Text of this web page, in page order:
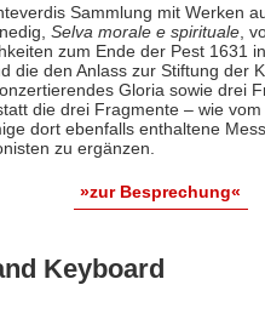
Sammlung mit Werken
Selva morale e spirituale,
zum Ende der Pest 1631
die den Anlass zur Stiftung der
Gloria sowie drei
die drei Fragmente – wie
dort ebenfalls enthaltene
zu ergänzen.
»zur Besprechung«
Keyboard